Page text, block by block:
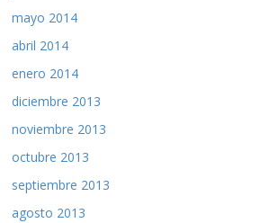
mayo 2014
abril 2014
enero 2014
diciembre 2013
noviembre 2013
octubre 2013
septiembre 2013
agosto 2013